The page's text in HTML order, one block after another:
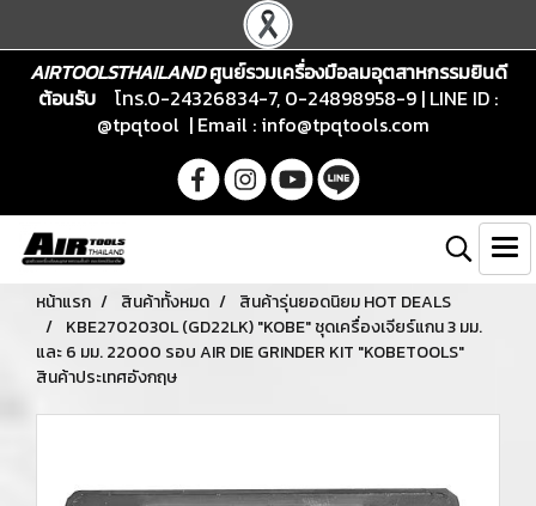
AIRTOOLSTHAILANDศูนย์รวมเครื่องมือลมอุตสาหกรรมยินดี
ต้อนรับ
โทร.0-24326834-7, 0-24898958-9 | LINE ID :
@tpqtool | Email : info@tpqtools.com
หน้าแรก สินค้าทั้งหมด
สินค้ารุ่นยอดนิยม HOT DEALS
KBE2702030L (GD22LK) "KOBE" ชุดเครื่องเจียร์แกน 3 มม.
และ 6 มม. 22000 รอบ AIR DIE GRINDER KIT "KOBETOOLS"
สินค้าประเทศอังกฤษ